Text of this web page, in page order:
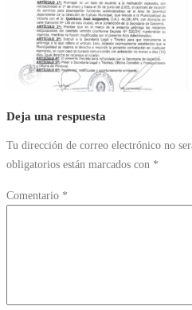
Deja una respuesta
Tu dirección de correo electrónico no
obligatorios están marcados con *
Comentario *